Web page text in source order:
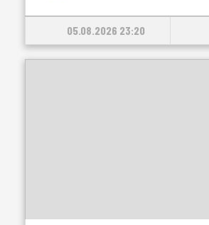
05.08.2026 23:20